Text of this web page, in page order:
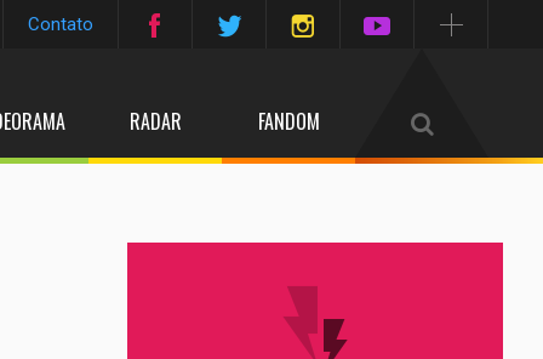
Contato
RADAR FANDOM